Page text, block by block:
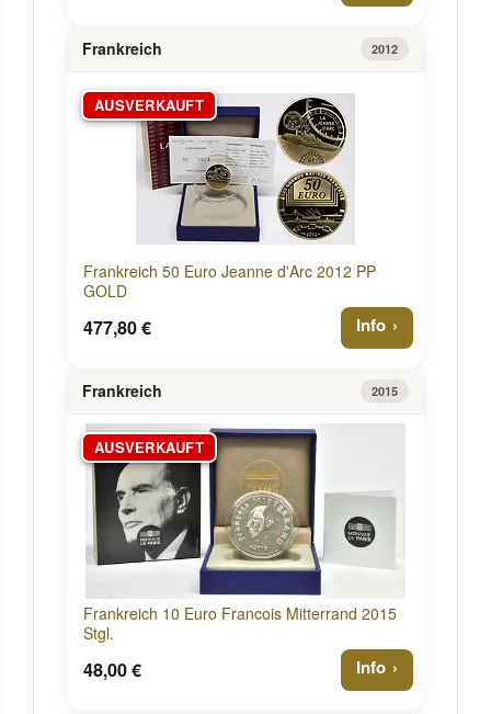
Frankreich 2012
AUSVERKAUFT
Frankreich 50 Euro Jeanne d'Arc 2012 PP
GOLD
477,80 € Info
Frankreich 2015
AUSVERKAUFT
Frankreich 10 Euro Francois Mitterrand 2015
Stgl.
48,00 € Info